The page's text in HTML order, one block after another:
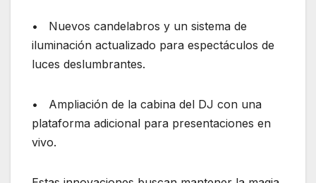
• Nuevos candelabros y un sistema de
iluminación actualizado para espectáculos de
luces deslumbrantes.
• Ampliación de la cabina del DJ con una
plataforma adicional para presentaciones en
vivo.